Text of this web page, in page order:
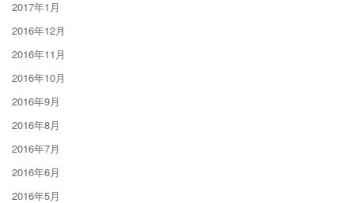
2017年1月
2016年12月
2016年11月
2016年10月
2016年9月
2016年8月
2016年7月
2016年6月
2016年5月